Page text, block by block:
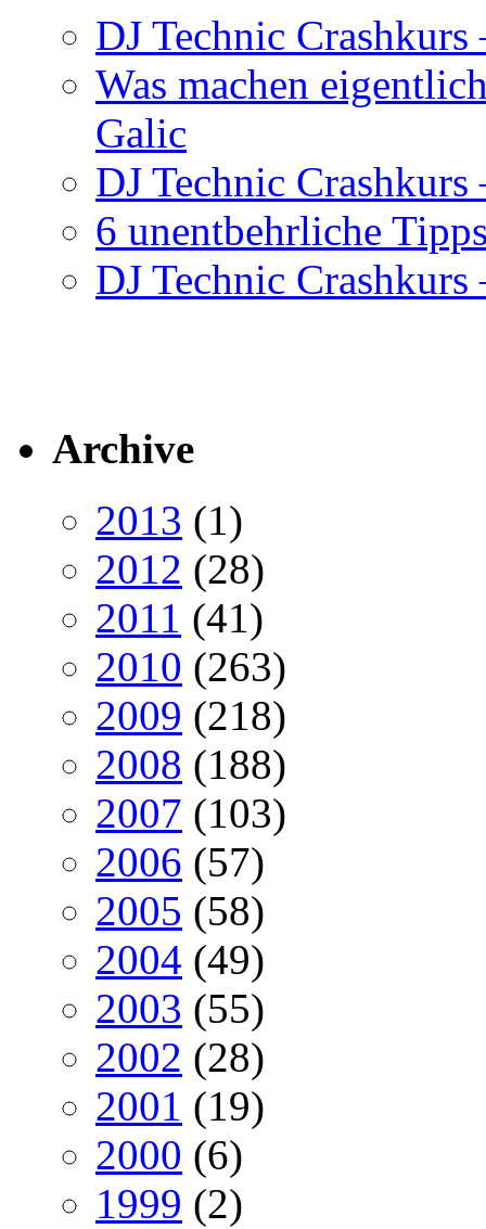
DJ Technic
Was machen
Galic
DJ Technic
6 unentbehrliche
DJ Technic
Archive
2013 (1)
2012 (28)
2011 (41)
2010 (263)
2009 (218)
2008 (188)
2007 (103)
2006 (57)
2005 (58)
2004 (49)
2003 (55)
2002 (28)
2001 (19)
2000 (6)
1999 (2)